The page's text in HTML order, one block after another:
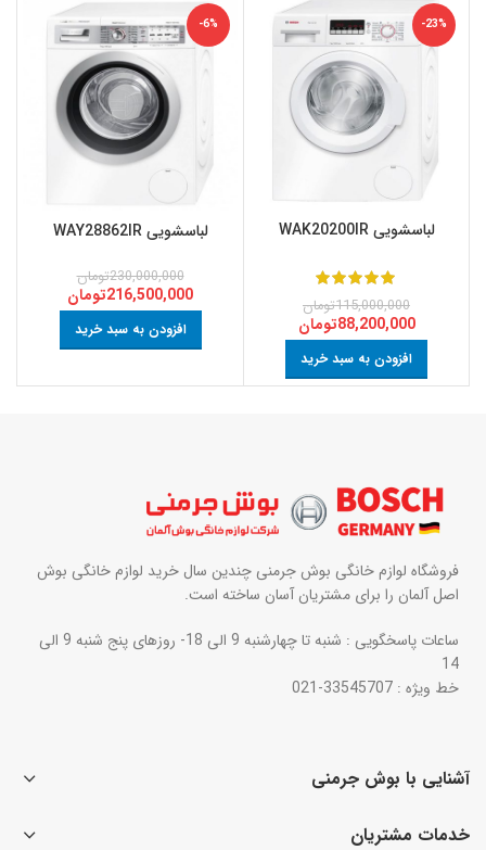
-23%
لباسشویی WAK20200IR
115,000,000تومان
88,200,000تومان
افزودن به سبد خرید
-6%
لباسشویی WAY28862IR
230,000,000تومان
216,500,000تومان
افزودن به سبد خرید
فروشگاه لوازم خانگی بوش جرمنی چندین سال خرید لوازم خانگی بوش
اصل آلمان را برای مشتریان آسان ساخته است.
ساعات پاسخگویی : شنبه تا چهارشنبه 9 الی 18- روزهای پنج شنبه 9 الی
14
خط ویژه : 33545707-021
آشنایی با بوش جرمنی
خدمات مشتریان